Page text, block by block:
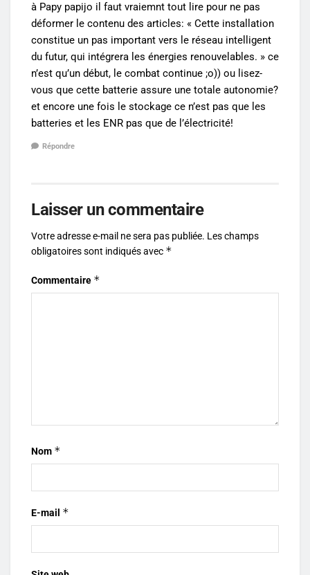
à Papy papijo il faut vraiemnt tout lire pour ne pas
déformer le contenu des articles: « Cette installation
constitue un pas important vers le réseau intelligent
du futur, qui intégrera les énergies renouvelables. » ce
n’est qu’un début, le combat continue ;o)) ou lisez-
vous que cette batterie assure une totale autonomie?
et encore une fois le stockage ce n’est pas que les
batteries et les ENR pas que de l’électricité!
Répondre
Laisser un commentaire
Votre adresse e-mail ne sera pas publiée. Les champs
obligatoires sont indiqués avec *
Commentaire *
Nom *
E-mail *